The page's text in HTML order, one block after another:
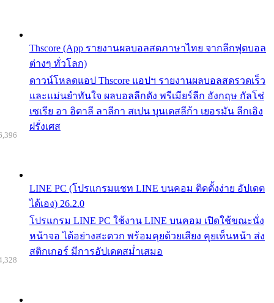
Thscore (App รายงานผลบอลสดภาษาไทย จากลีกฟุตบอล
ต่างๆ ทั่วโลก)
ดาวน์โหลดแอป Thscore แอปฯ รายงานผลบอลสดรวดเร็ว
และแม่นยำทันใจ ผลบอลลีกดัง พรีเมียร์ลีก อังกฤษ กัลโช่
เซเรีย อา อิตาลี ลาลีกา สเปน บุนเดสลีก้า เยอรมัน ลีกเอิง
ฝรั่งเศส
LINE PC (โปรแกรมแชท LINE บนคอม ติดตั้งง่าย อัปเดต
ได้เอง) 26.2.0
โปรแกรม LINE PC ใช้งาน LINE บนคอม เปิดใช้ขณะนั่ง
หน้าจอ ได้อย่างสะดวก พร้อมคุยด้วยเสียง คุยเห็นหน้า ส่ง
สติกเกอร์ มีการอัปเดตสม่ำเสมอ